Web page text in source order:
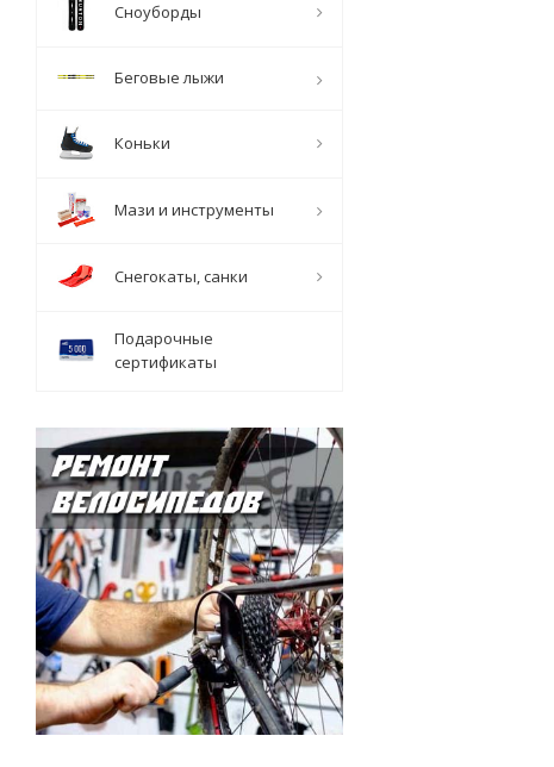
Сноуборды
Беговые лыжи
Коньки
Мази и инструменты
Снегокаты, санки
Подарочные
сертификаты